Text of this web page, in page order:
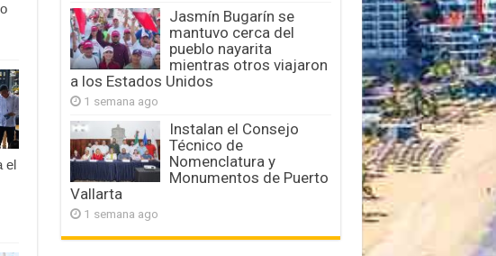
el
Jasmín Bugarín se
mantuvo cerca del
pueblo nayarita
mientras otros viajaron
a los Estados Unidos
1 semana ago
Instalan el Consejo
Técnico de
Nomenclatura y
Monumentos de Puerto
Vallarta
1 semana ago